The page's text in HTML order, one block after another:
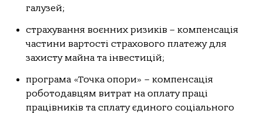
галузей;
страхування воєнних ризиків – компенсація
частини вартості страхового платежу для
захисту майна та інвестицій;
програма «Точка опори» – компенсація
роботодавцям витрат на оплату праці
працівників та сплату єдиного соціального